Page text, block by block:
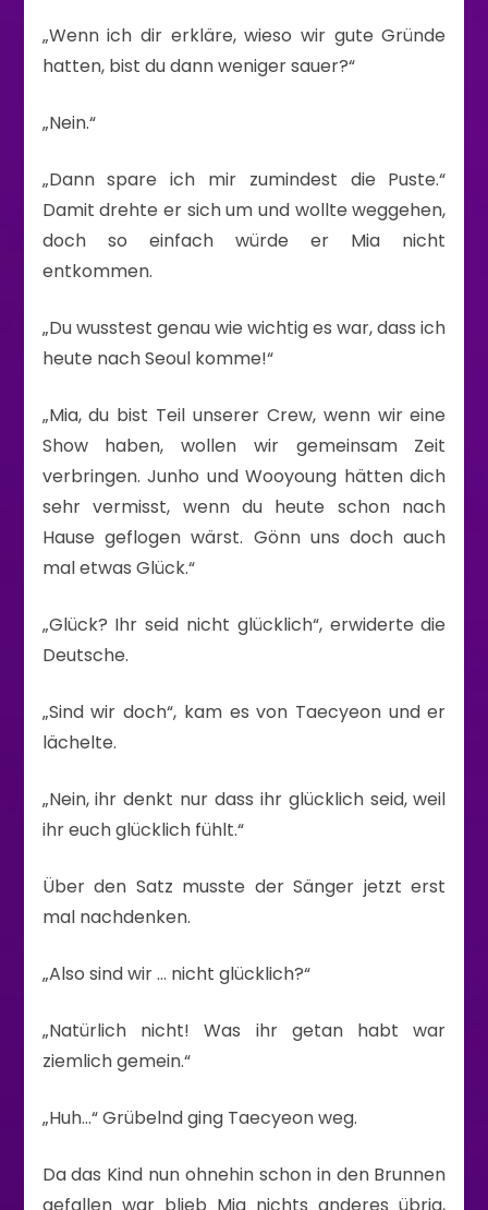
„Wenn ich dir erkläre, wieso wir gute Gründe
hatten, bist du dann weniger sauer?“
„Nein.“
„Dann spare ich mir zumindest die Puste.“
Damit drehte er sich um und wollte weggehen,
doch so einfach würde er Mia nicht
entkommen.
„Du wusstest genau wie wichtig es war, dass ich
heute nach Seoul komme!“
„Mia, du bist Teil unserer Crew, wenn wir eine
Show haben, wollen wir gemeinsam Zeit
verbringen. Junho und Wooyoung hätten dich
sehr vermisst, wenn du heute schon nach
Hause geflogen wärst. Gönn uns doch auch
mal etwas Glück.“
„Glück? Ihr seid nicht glücklich“, erwiderte die
Deutsche.
„Sind wir doch“, kam es von Taecyeon und er
lächelte.
„Nein, ihr denkt nur dass ihr glücklich seid, weil
ihr euch glücklich fühlt.“
Über den Satz musste der Sänger jetzt erst
mal nachdenken.
„Also sind wir … nicht glücklich?“
„Natürlich nicht! Was ihr getan habt war
ziemlich gemein.“
„Huh…“ Grübelnd ging Taecyeon weg.
Da das Kind nun ohnehin schon in den Brunnen